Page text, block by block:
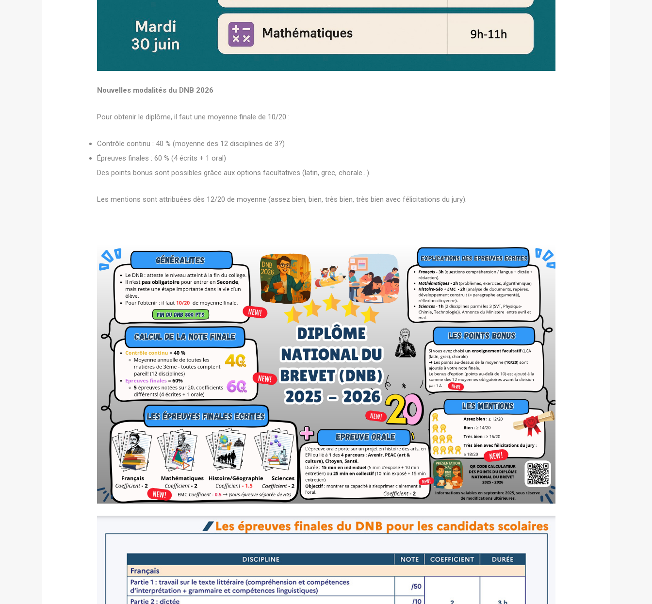
Nouvelles modalités du DNB 2026
Pour obtenir le diplôme, il faut une moyenne finale de 10/20 :
Contrôle continu : 40 % (moyenne des 12 disciplines de 3?)
Épreuves finales : 60 % (4 écrits + 1 oral)
Des points bonus sont possibles grâce aux options facultatives (latin, grec, chorale…).
Les mentions sont attribuées dès 12/20 de moyenne (assez bien, bien, très bien, très bien avec félicitations du jury).